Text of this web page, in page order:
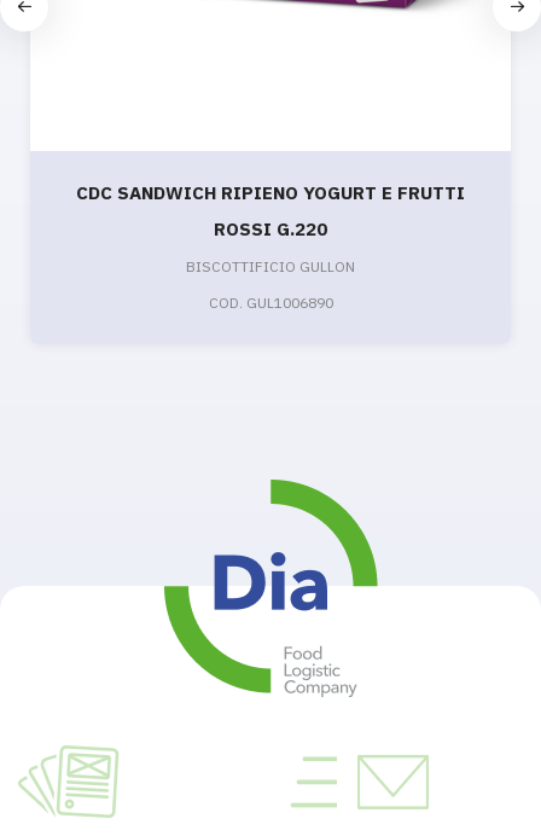
CDC SANDWICH RIPIENO YOGURT E FRUTTI
ROSSI G.220
BISCOTTIFICIO GULLON
COD. GUL1006890